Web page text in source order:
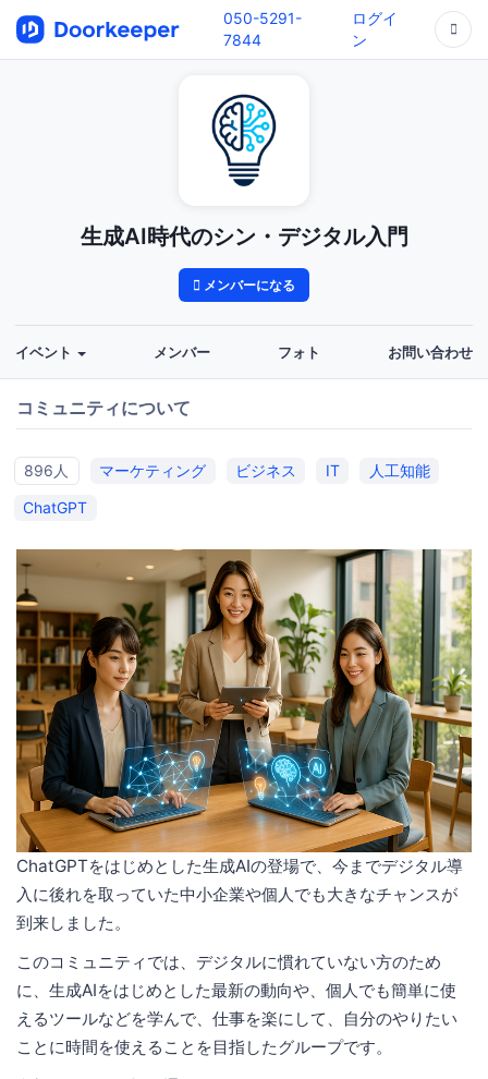
050-5291-
7844
ログイ
ン
生成AI時代のシン・デジタル入門
メンバーになる
イベント メンバー フォト お問い合わせ
コミュニティについて
896人 マーケティング ビジネス IT
人工知能
ChatGPT
ChatGPTをはじめとした生成AIの登場で、今までデジタル導
入に後れを取っていた中小企業や個人でも大きなチャンスが
到来しました。
このコミュニティでは、デジタルに慣れていない方のため
に、生成AIをはじめとした最新の動向や、個人でも簡単に使
えるツールなどを学んで、仕事を楽にして、自分のやりたい
ことに時間を使えることを目指したグループです。